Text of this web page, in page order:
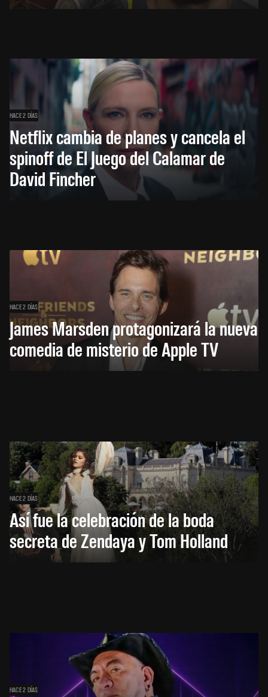
HACE 2 DÍAS
Netflix cambia de planes y cancela el
spinoff de El Juego del Calamar de
David Fincher
HACE 2 DÍAS
James Marsden protagonizará la nueva
comedia de misterio de Apple TV
HACE 2 DÍAS
Así fue la celebración de la boda
secreta de Zendaya y Tom Holland
HACE 2 DÍAS